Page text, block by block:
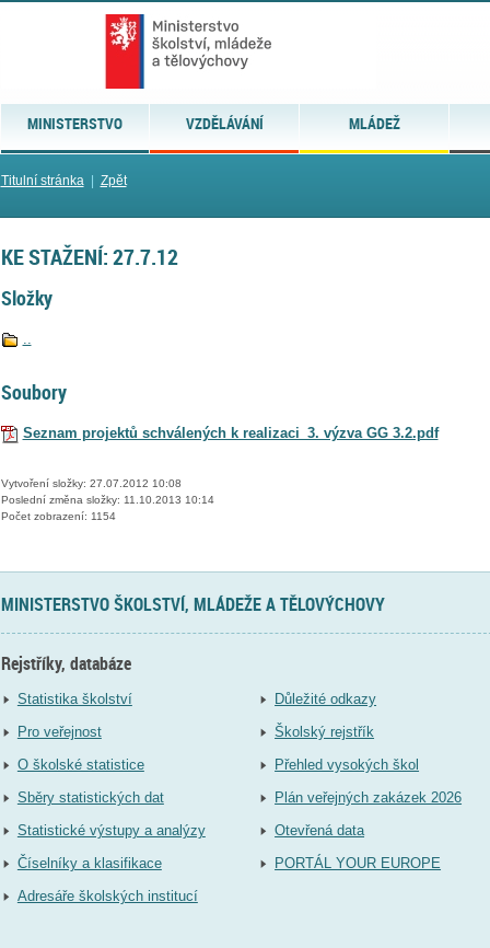
MINISTERSTVO VZDĚLÁVÁNÍ MLÁDEŽ
Titulní stránka| Zpět
KE STAŽENÍ: 27.7.12
Složky
..
Soubory
Seznam projektů schválených k realizaci_3. výzva GG 3.2.pdf
Vytvoření složky: 27.07.2012 10:08
Poslední změna složky: 11.10.2013 10:14
Počet zobrazení: 1154
MINISTERSTVO ŠKOLSTVÍ, MLÁDEŽE A TĚLOVÝCHOVY
Rejstříky, databáze
Statistika školství
Pro veřejnost
O školské statistice
Sběry statistických dat
Statistické výstupy a analýzy
Číselníky a klasifikace
Adresáře školských institucí
Důležité odkazy
Školský rejstřík
Přehled vysokých škol
Plán veřejných zakázek 2026
Otevřená data
PORTÁL YOUR EUROPE